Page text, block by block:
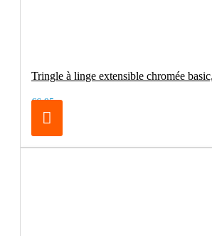
Tringle à linge extensible chromée
€6.95